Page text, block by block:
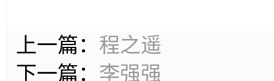
上一篇： 程之遥
下一篇： 李强强